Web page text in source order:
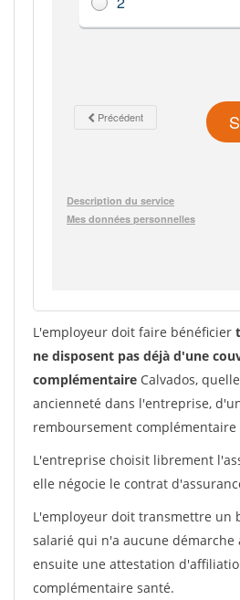
L'employeur doit faire bénéficier
ne disposent pas déjà d'une
complémentaire Calvados,
ancienneté dans l'entreprise,
remboursement complémentaire
L'entreprise choisit librement
elle négocie le contrat
L'employeur doit transmettre un
salarié qui n'a aucune démarche
ensuite une attestation
complémentaire santé.